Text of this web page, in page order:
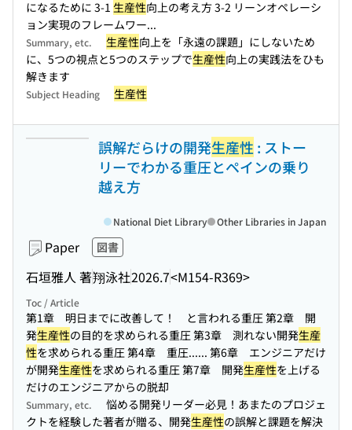
になるために 3-1 生産性向上の考え方 3-2 リーンオペレーシ
ョン実現のフレームワー...
Summary, etc. 生産性向上を「永遠の課題」にしないため
に、5つの視点と5つのステップで生産性向上の実践法をひも
解きます
Subject Heading 生産性
誤解だらけの開発生産性 : ストー
リーでわかる重圧とペインの乗り
越え方
Paper 図書
石垣雅人 著翔泳社2026.7<M154-R369>
National Diet Library Other Libraries in Japan
Toc / Article
第1章 明日までに改善して！ と言われる重圧 第2章 開
発生産性の目的を求められる重圧 第3章 測れない開発生産
性を求められる重圧 第4章 重圧...... 第6章 エンジニアだけ
が開発生産性を求められる重圧 第7章 開発生産性を上げる
だけのエンジニアからの脱却
Summary, etc.
悩める開発リーダー必見！あまたのプロジェ
クトを経験した著者が贈る、開発生産性の誤解と課題を解決